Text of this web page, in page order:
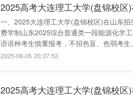
2025高考大连理工大学(盘锦校区
一、2025大连理工大学(盘锦校区)在山东
费学制山东2025综合普通类一段能源化学
语语种考生慎重报考，不招色盲、色弱考
术(非英语语种考生慎重报考，不招色盲、
2025-08-05 20:37:53
2025高考大连理工大学(盘锦校区